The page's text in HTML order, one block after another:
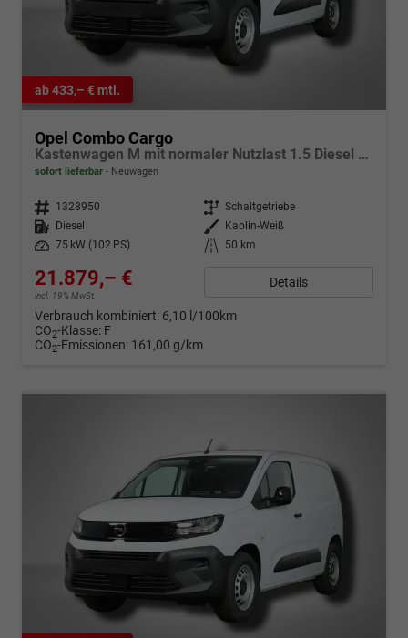
ab 433,– € mtl.
Opel Combo Cargo
Kastenwagen M mit normaler Nutzlast 1.5 Diesel 6-Gang
sofort lieferbar Neuwagen
Fahrzeugnr. 1328950 Getriebe Schaltgetriebe
Kraftstoff
Diesel Außenfarbe
Kaolin-Weiß
Leistung
75 kW (102 PS) Kilometerstand 50 km
21.879,– €
incl. 19% MwSt.
Details
Verbrauch kombiniert: 6,10 l/100km
CO2-Klasse: F
CO2-Emissionen: 161,00 g/km